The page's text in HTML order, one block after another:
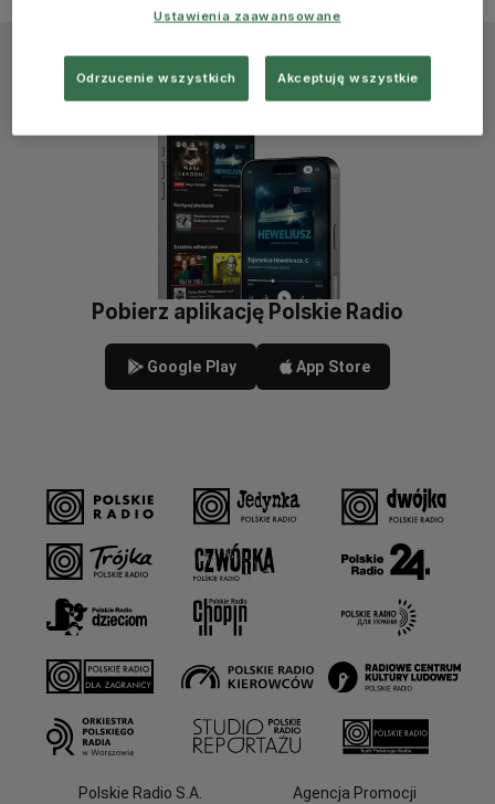
Pobierz aplikację Polskie Radio
Google Play App Store
Polskie Radio S.A.
Agencja Promocji
Ustawienia zaawansowane
Odrzucenie wszystkich Akceptuję wszystkie